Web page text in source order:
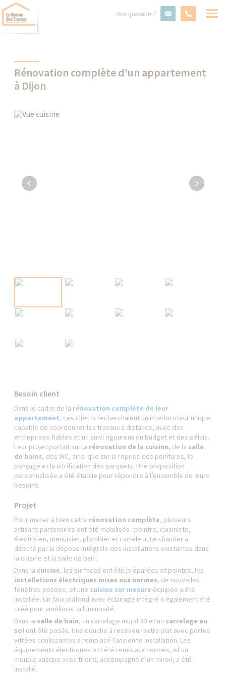
Une question ?
Rénovation complète d’un appartement
à Dijon
Besoin client
Dans le cadre de la rénovation complète de leur
appartement, ces clients recherchaient un interlocuteur unique
capable de coordonner les travaux à distance, avec des
entreprises fiables et un suivi rigoureux du budget et des délais.
Leur projet portait sur la rénovation de la cuisine, de la salle
de bains, des WC, ainsi que sur la reprise des peintures, le
ponçage et la vitrification des parquets. Une proposition
personnalisée a été établie pour répondre à l’ensemble de leurs
besoins.
Projet
Pour mener à bien cette rénovation complète, plusieurs
artisans partenaires ont été mobilisés : peintre, cuisiniste,
électricien, menuisier, plombier et carreleur. Le chantier a
débuté par la dépose intégrale des installations existantes dans
la cuisine et la salle de bain.
Dans la cuisine, les surfaces ont été préparées et peintes, les
installations électriques mises aux normes, de nouvelles
fenêtres posées, et une cuisine sur mesure équipée a été
installée. Un faux plafond avec éclairage intégré a également été
créé pour améliorer la luminosité.
Dans la salle de bain, un carrelage mural 3D et un carrelage au
sol ont été posés. Une douche à receveur extra plat avec portes
vitrées coulissantes a remplacé l’ancienne installation. Les
équipements électriques ont été remis aux normes, et un
meuble vasque avec tiroirs, accompagné d’un miroir, a été
installé.